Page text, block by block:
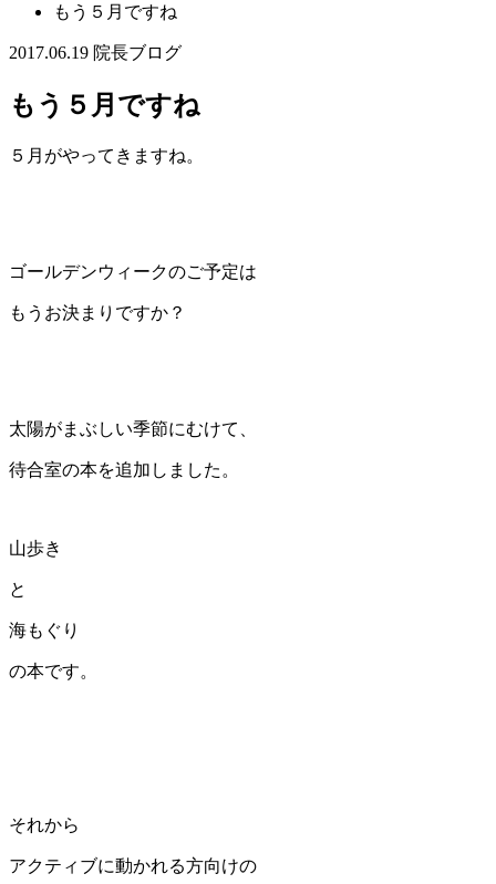
もう５月ですね
2017.06.19 院長ブログ
もう５月ですね
５月がやってきますね。
ゴールデンウィークのご予定は
もうお決まりですか？
太陽がまぶしい季節にむけて、
待合室の本を追加しました。
山歩き
と
海もぐり
の本です。
それから
アクティブに動かれる方向けの